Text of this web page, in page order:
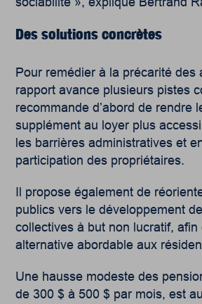
Des solutions concrètes
Pour remédier à la précarité des
rapport avance plusieurs pistes
recommande d’abord de rendre
supplément au loyer plus
les barrières administratives et
participation des propriétaires.
Il propose également de
publics vers le développement
collectives à but non lucratif, afin
alternative abordable aux
Une hausse modeste des
de 300 $ à 500 $ par mois, est